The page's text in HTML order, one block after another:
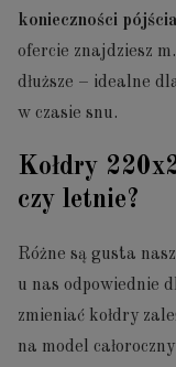
konieczności
ofercie znajdziesz
dłuższe – idealne
w czasie snu.
Kołdry
czy letnie?
Różne są gusta
u nas odpowiednie
zmieniać kołdry
na model